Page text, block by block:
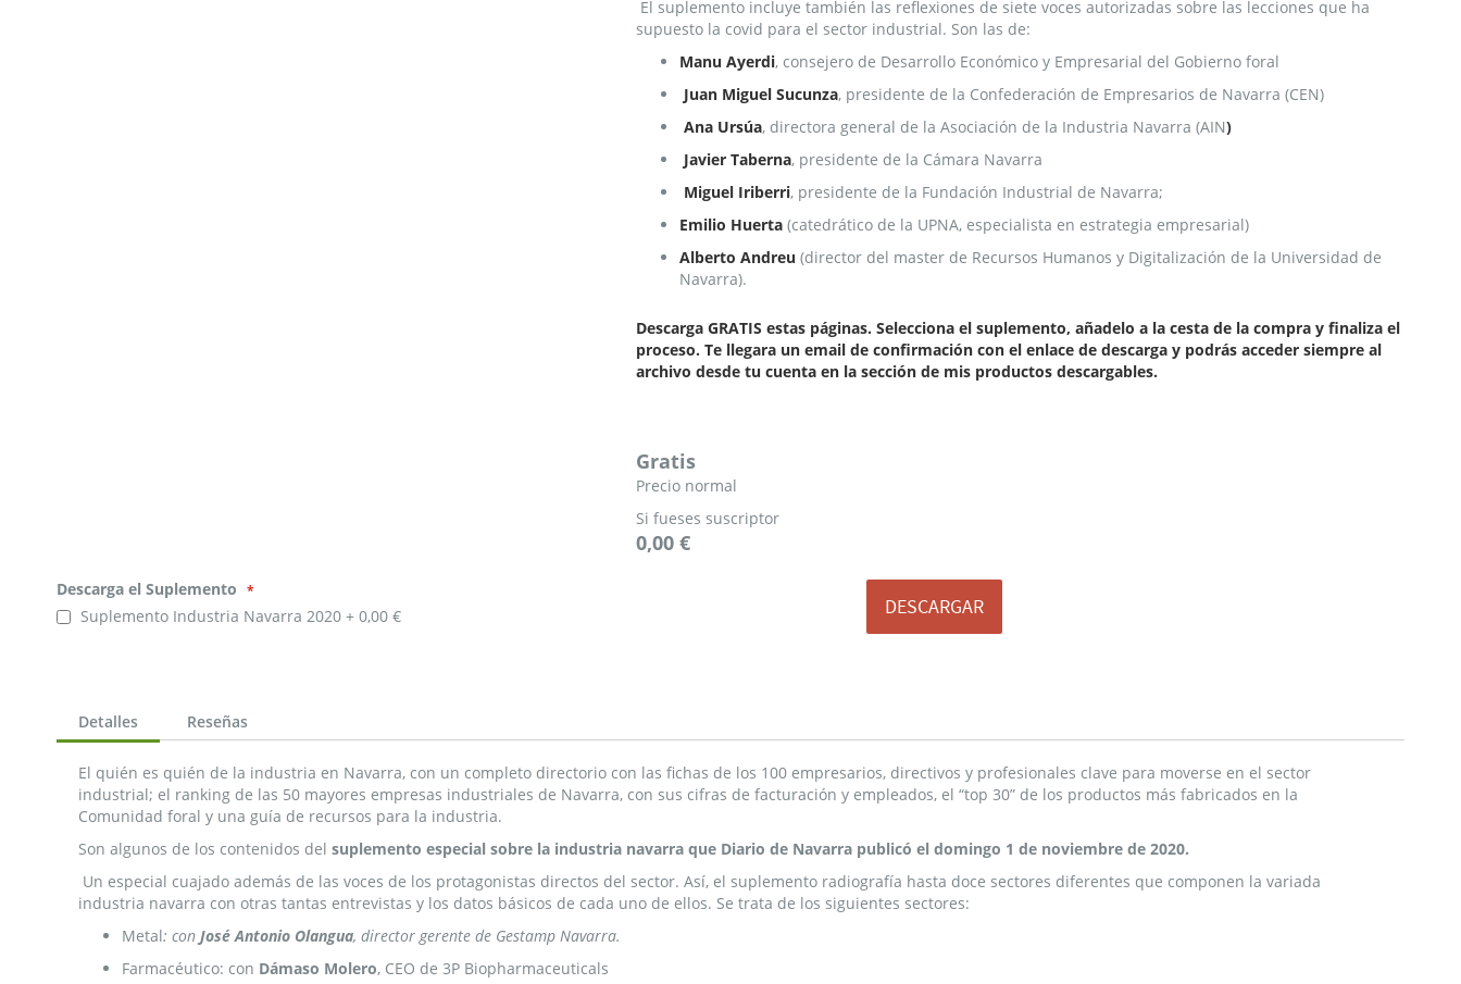
El suplemento incluye también las reflexiones de siete voces autorizadas sobre las lecciones que ha
supuesto la covid para el sector industrial. Son las de:
Manu Ayerdi, consejero de Desarrollo Económico y Empresarial del Gobierno foral
Juan Miguel Sucunza, presidente de la Confederación de Empresarios de Navarra (CEN)
Ana Ursúa, directora general de la Asociación de la Industria Navarra (AIN)
Javier Taberna, presidente de la Cámara Navarra
Miguel Iriberri, presidente de la Fundación Industrial de Navarra;
Emilio Huerta (catedrático de la UPNA, especialista en estrategia empresarial)
Alberto Andreu (director del master de Recursos Humanos y Digitalización de la Universidad de
Navarra).
Descarga GRATIS estas páginas. Selecciona el suplemento, añadelo a la cesta de la compra y finaliza el
proceso. Te llegara un email de confirmación con el enlace de descarga y podrás acceder siempre al
archivo desde tu cuenta en la sección de mis productos descargables.
Gratis
Precio normal
Si fueses suscriptor
0,00 €
el
Suplemento
Descarga el Suplemento
Suplemento Industria Navarra 2020
0,00 € DESCARGAR
Detalles
El quién es quién de la industria en Navarra, con un completo directorio con las fichas de los 100 empresarios, directivos y profesionales clave para moverse en el sector
industrial; el ranking de las 50 mayores empresas industriales de Navarra, con sus cifras de facturación y empleados, el “top 30” de los productos más fabricados en la
Comunidad foral y una guía de recursos para la industria.
Son algunos de los contenidos del suplemento especial sobre la industria navarra que Diario de Navarra publicó el domingo 1 de noviembre de 2020.
Un especial cuajado además de las voces de los protagonistas directos del sector. Así, el suplemento radiografía hasta doce sectores diferentes que componen la variada
industria navarra con otras tantas entrevistas y los datos básicos de cada uno de ellos. Se trata de los siguientes sectores:
Metal: con José Antonio Olangua, director gerente de Gestamp Navarra.
Farmacéutico: con Dámaso Molero, CEO de 3P Biopharmaceuticals
Reseñas